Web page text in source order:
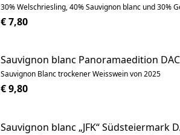
30% Welschriesling, 40% Sauvignon blanc und
€ 7,80
Sauvignon blanc Panoramaedition DAC
Sauvignon Blanc trockener Weisswein von 2025
€ 9,80
Sauvignon blanc „JFK“ Südsteiermark